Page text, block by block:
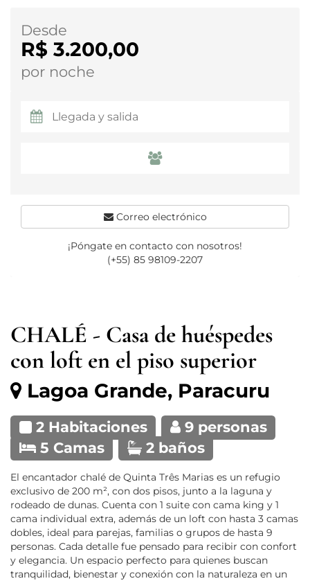
CHALÉ - Casa de huéspedes
con loft en el piso superior
Lagoa Grande, Paracuru
2 Habitaciones
9 personas
5 Camas
2 baños
El encantador chalé de Quinta Três Marias es un refugio
exclusivo de 200 m², con dos pisos, junto a la laguna y
rodeado de dunas. Cuenta con 1 suite con cama king y 1
cama individual extra, además de un loft con hasta 3 camas
dobles, ideal para parejas, familias o grupos de hasta 9
personas. Cada detalle fue pensado para recibir con confort
y elegancia. Un espacio perfecto para quienes buscan
tranquilidad, bienestar y conexión con la naturaleza en un
Desde
R$ 3.200,00
por noche
Correo electrónico
¡Póngate en contacto con nosotros!
(+55) 85 98109-2207